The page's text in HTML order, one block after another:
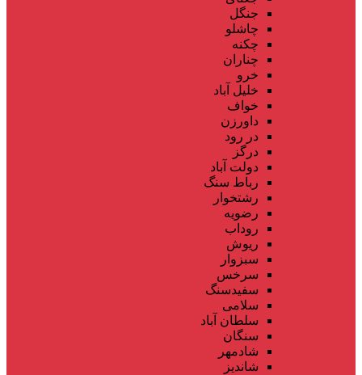
جنگل
چاشلو
چکنه
چناران
خرو
خلیل آباد
خواف
داورزن
در رود
درگز
دولت آباد
رباط سنگ
رشتخوار
رضویه
روداب
ریوش
سبزوار
سرخس
سفیدسنگ
سلامی
سلطان آباد
سنگان
شادمهر
شاندیز